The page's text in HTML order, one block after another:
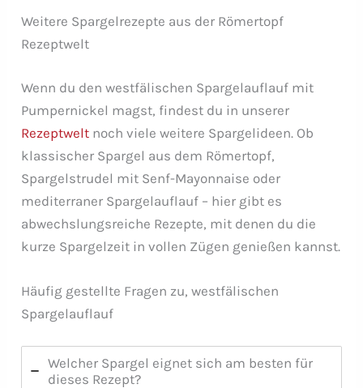
Weitere Spargelrezepte aus der Römertopf
Rezeptwelt
Wenn du den westfälischen Spargelauflauf mit
Pumpernickel magst, findest du in unserer
Rezeptwelt noch viele weitere Spargelideen. Ob
klassischer Spargel aus dem Römertopf,
Spargelstrudel mit Senf-Mayonnaise oder
mediterraner Spargelauflauf – hier gibt es
abwechslungsreiche Rezepte, mit denen du die
kurze Spargelzeit in vollen Zügen genießen kannst.
Häufig gestellte Fragen zu, westfälischen
Spargelauflauf
Welcher Spargel eignet sich am besten für
dieses Rezept?